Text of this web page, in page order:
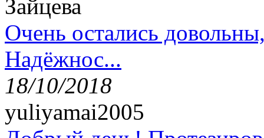
Зайцева
Очень остались
Надёжнос...
18/10/2018
yuliyamai2005